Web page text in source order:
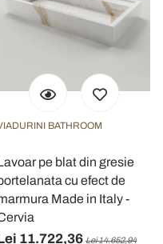
BATHROOM
pe blat din gresie
cu efect de
Made in Italy -
11.722,36 Lei 14.652,94